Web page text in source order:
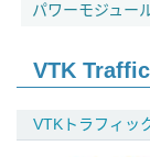
パワーモジュー
VTK
VTKトラフィッ